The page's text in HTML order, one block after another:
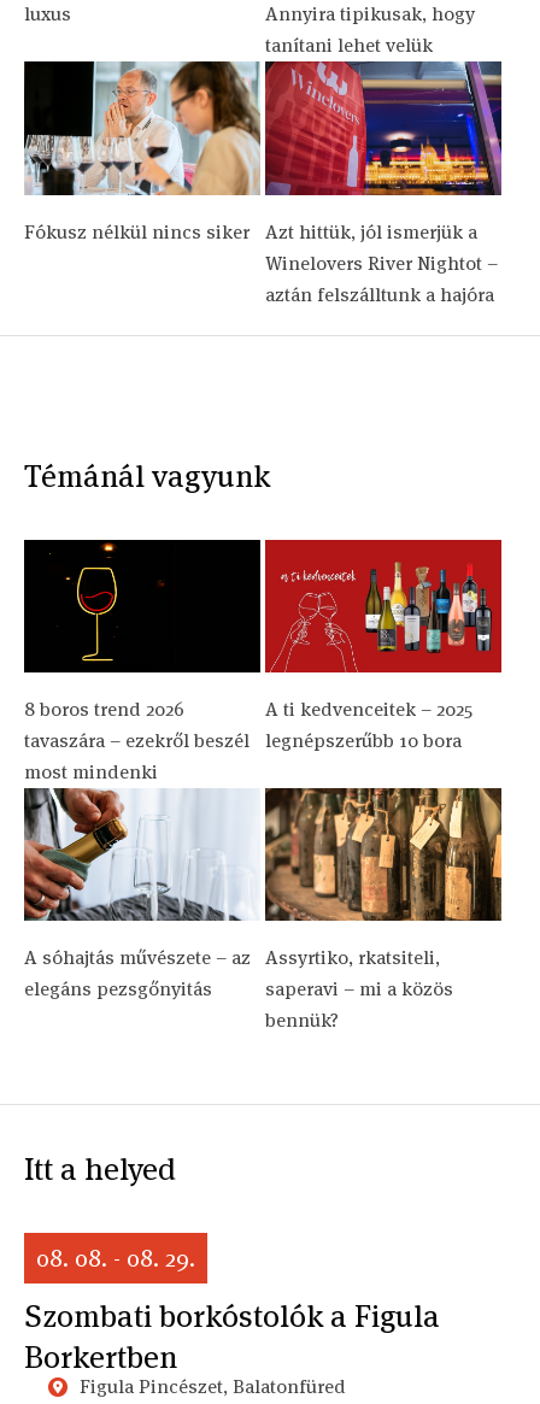
luxus
Annyira tipikusak, hogy
tanítani lehet velük
Fókusz nélkül nincs siker
Azt hittük, jól ismerjük a
Winelovers River Nightot –
aztán felszálltunk a hajóra
Témánál vagyunk
8 boros trend 2026
tavaszára – ezekről beszél
most mindenki
A ti kedvenceitek – 2025
legnépszerűbb 10 bora
A sóhajtás művészete – az
elegáns pezsgőnyitás
Assyrtiko, rkatsiteli,
saperavi – mi a közös
bennük?
Itt a helyed
08. 08. - 08. 29.
Szombati borkóstolók a Figula
Borkertben
Figula Pincészet, Balatonfüred